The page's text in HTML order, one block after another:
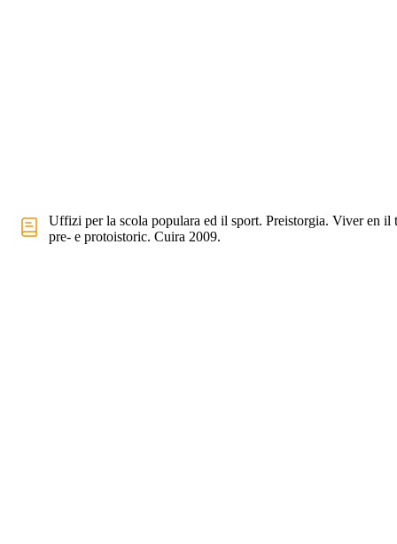
Uffizi per la scola populara ed il sport. Preistorgia. Viver en il
pre- e protoistoric. Cuira 2009.